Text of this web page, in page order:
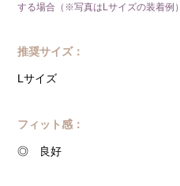
する場合（※写真はLサイズの装着例）
推奨サイズ：
Lサイズ
フィット感：
◎ 良好